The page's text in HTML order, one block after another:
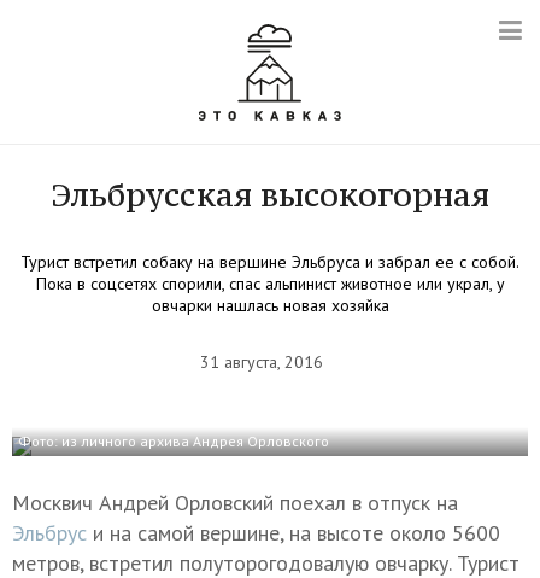
Эльбрусская высокогорная
Турист встретил собаку на вершине Эльбруса и забрал ее с собой.
Пока в соцсетях спорили, спас альпинист животное или украл, у
овчарки нашлась новая хозяйка
31 августа, 2016
Фото: из личного архива Андрея Орловского
Москвич Андрей Орловский поехал в отпуск на
Эльбрус и на самой вершине, на высоте около 5600
метров, встретил полуторогодовалую овчарку. Турист